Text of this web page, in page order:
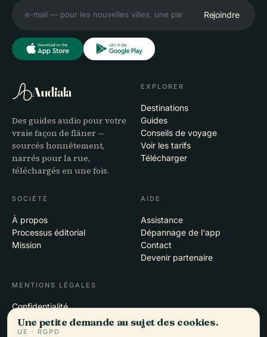
Rejoindre
Audiala
Des guides audio pour votre
vraie façon de flâner —
sourcés honnêtement,
narrés pour la rue,
téléchargés en une fois.
EXPLORER
Destinations
Guides
Conseils de voyage
Voir les tarifs
Télécharger
SOCIÉTÉ
À propos
Processus éditorial
Mission
AIDE
Assistance
Dépannage de l'app
Contact
Devenir partenaire
MENTIONS LÉGALES
Confidentialité
Conditions
Paramètres des cookies
Une petite demande au sujet des cookies.
UE · RGPD